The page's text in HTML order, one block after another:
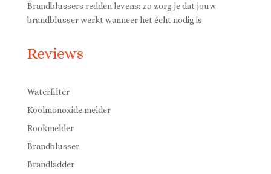
Brandblussers redden levens: zo zorg je dat jouw
brandblusser werkt wanneer het écht nodig is
Reviews
Waterfilter
Koolmonoxide melder
Rookmelder
Brandblusser
Brandladder